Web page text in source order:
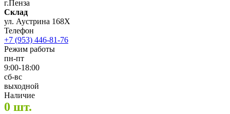
г.Пенза
Склад
ул. Аустрина 168Х
Телефон
+7 (953) 446-81-76
Режим работы
пн-пт
9:00-18:00
сб-вс
выходной
Наличие
0 шт.